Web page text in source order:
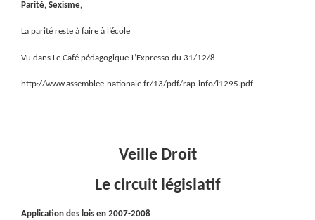
Parité, Sexisme,
La parité reste à faire à l’école
Vu dans Le Café pédagogique-L’Expresso du 31/12/8
http://www.assemblee-nationale.fr/13/pdf/rap-info/i1295.pdf
————————————————————————————————
—————————-
Veille Droit
Le circuit législatif
Application des lois en 2007-2008